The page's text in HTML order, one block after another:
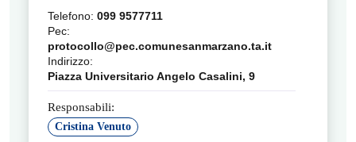
Telefono: 099 9577711
Pec:
protocollo@pec.comunesanmarzano.ta.it
Indirizzo:
Piazza Universitario Angelo Casalini, 9
Responsabili:
Cristina Venuto